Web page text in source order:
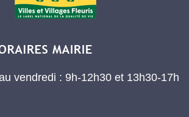
vendredi : 9h-12h30 et 13h30-17h